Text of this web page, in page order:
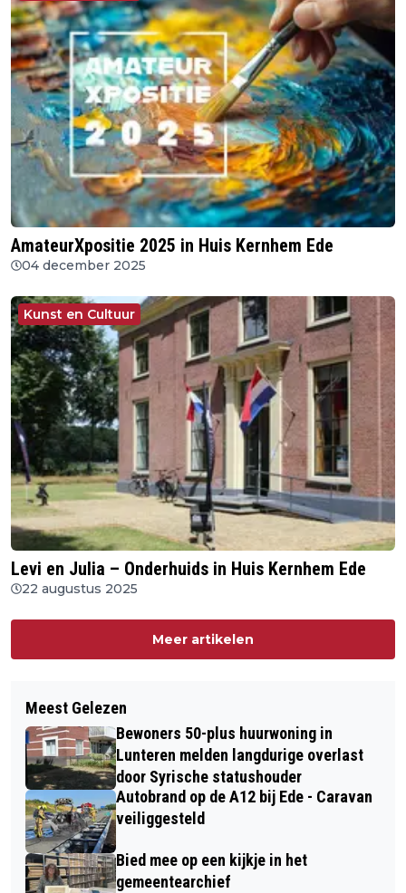
AmateurXpositie 2025 in Huis Kernhem Ede
04 december 2025
Kunst en Cultuur
Levi en Julia – Onderhuids in Huis Kernhem Ede
22 augustus 2025
Meer artikelen
Meest Gelezen
Bewoners 50-plus huurwoning in
Lunteren melden langdurige overlast
door Syrische statushouder
Autobrand op de A12 bij Ede - Caravan
veiliggesteld
Bied mee op een kijkje in het
gemeentearchief